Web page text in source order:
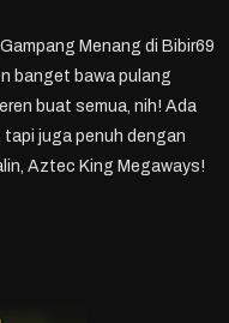
Menang di Bibir69
banget bawa pulang
buat semua, nih! Ada
juga penuh dengan
Aztec King Megaways!